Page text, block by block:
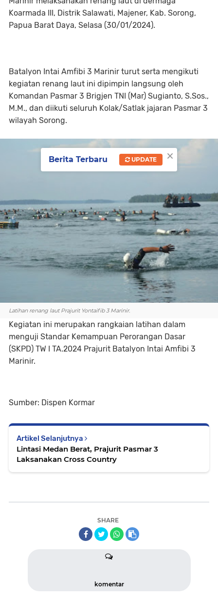
Koarmada III, Distrik Salawati, Majener, Kab. Sorong,
Papua Barat Daya, Selasa (30/01/2024).
Batalyon Intai Amfibi 3 Marinir turut serta mengikuti
kegiatan renang laut ini dipimpin langsung oleh
Komandan Pasmar 3 Brigjen TNI (Mar) Sugianto, S.Sos.,
M.M., dan diikuti seluruh Kolak/Satlak jajaran Pasmar 3
wilayah Sorong.
Latihan renang laut Prajurit Yontaifib 3 Marinir.
Kegiatan ini merupakan rangkaian latihan dalam
menguji Standar Kemampuan Perorangan Dasar
(SKPD) TW I TA.2024 Prajurit Batalyon Intai Amfibi 3
Marinir.
Sumber: Dispen Kormar
Artikel Selanjutnya
Lintasi Medan Berat, Prajurit Pasmar 3
Laksanakan Cross Country
SHARE
komentar
×
Berita Terbaru UPDATE